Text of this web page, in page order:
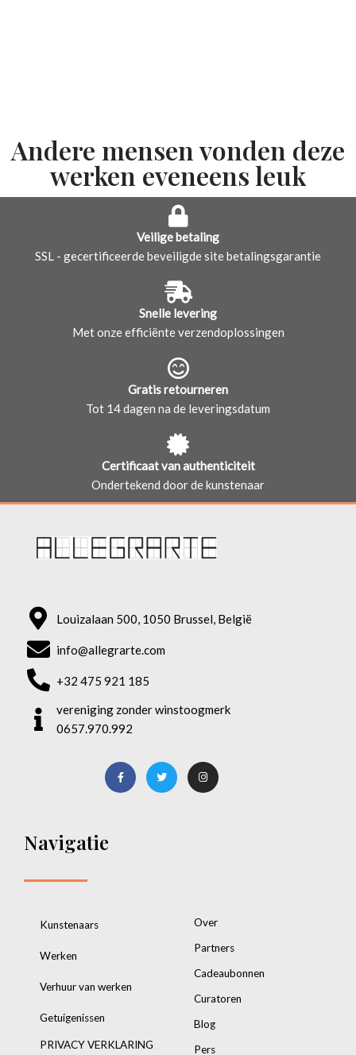
Andere mensen vonden deze
werken eveneens leuk
Veilige betaling
SSL - gecertificeerde beveiligde site betalingsgarantie
Snelle levering
Met onze efficiënte verzendoplossingen
Gratis retourneren
Tot 14 dagen na de leveringsdatum
Certificaat van authenticiteit
Ondertekend door de kunstenaar
Louizalaan 500, 1050 Brussel, België
info@allegrarte.com
+32 475 921 185
vereniging zonder winstoogmerk
0657.970.992
Navigatie
Kunstenaars
Werken
Verhuur van werken
Getuigenissen
PRIVACY VERKLARING
Over
Partners
Cadeaubonnen
Curatoren
Blog
Pers